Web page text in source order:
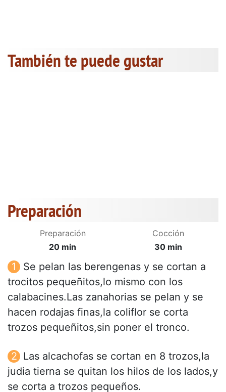
También te puede gustar
Preparación
Preparación
20 min
Cocción
30 min
Se pelan las berengenas y se cortan a
trocitos pequeñitos,lo mismo con los
calabacines.Las zanahorias se pelan y se
hacen rodajas finas,la coliflor se corta
trozos pequeñitos,sin poner el tronco.
Las alcachofas se cortan en 8 trozos,la
judia tierna se quitan los hilos de los lados,y
se corta a trozos pequeños.